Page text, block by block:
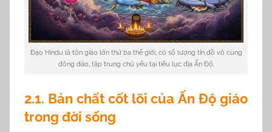
Đạo Hindu là tôn giáo lớn thứ ba thế giới, có số lượng tín đồ vô cùng
đông đảo, tập trung chủ yếu tại tiểu lục địa Ấn Độ.
2.1. Bản chất cốt lõi của Ấn Độ giáo
trong đời sống